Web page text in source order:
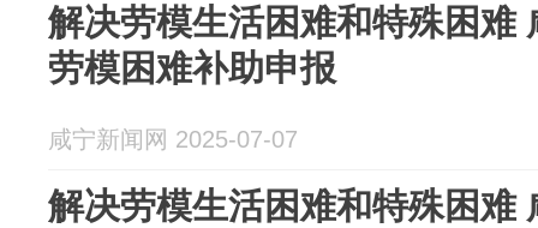
解决劳模生活困难和特殊困难
劳模困难补助申报
咸宁新闻网 2025-07-07
解决劳模生活困难和特殊困难